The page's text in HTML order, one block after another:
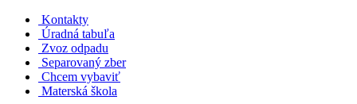
Kontakty
Úradná tabuľa
Zvoz odpadu
Separovaný zber
Chcem vybaviť
Materská škola